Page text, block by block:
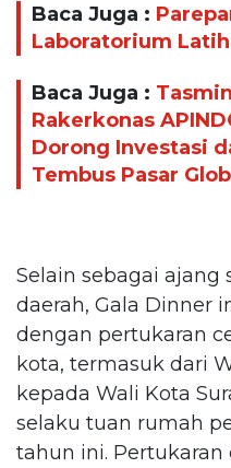
Baca Juga :
Laboratorium
Baca Juga :
Rakerkonas
Dorong Investasi
Tembus Pasar
Selain sebagai
daerah, Gala Dinner
dengan pertukaran
kota, termasuk dari
kepada Wali Kota
selaku tuan rumah
tahun ini. Pertukaran